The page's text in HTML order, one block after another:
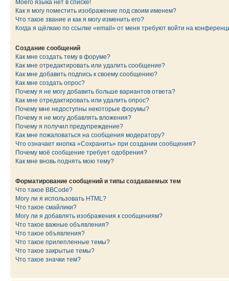
Моего языка нет в списке!
Как я могу поместить изображение под своим именем?
Что такое звание и как я могу изменить его?
Когда я щёлкаю по ссылке «email» от меня требуют войти на
Создание сообщений
Как мне создать тему в форуме?
Как мне отредактировать или удалить сообщение?
Как мне добавить подпись к своему сообщению?
Как мне создать опрос?
Почему я не могу добавить больше вариантов ответа?
Как мне отредактировать или удалить опрос?
Почему мне недоступны некоторые форумы?
Почему я не могу добавлять вложения?
Почему я получил предупреждение?
Как мне пожаловаться на сообщения модератору?
Что означает кнопка «Сохранить» при создании сообщения?
Почему моё сообщение требует одобрения?
Как мне вновь поднять мою тему?
Форматирование сообщений и типы создаваемых тем
Что такое BBCode?
Могу ли я использовать HTML?
Что такое смайлики?
Могу ли я добавлять изображения к сообщениям?
Что такое важные объявления?
Что такое объявления?
Что такое прилепленные темы?
Что такое закрытые темы?
Что такое значки тем?